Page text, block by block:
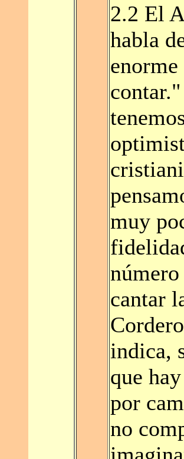
2.2 El
habla
muy
cantar
indica,
que
por
no